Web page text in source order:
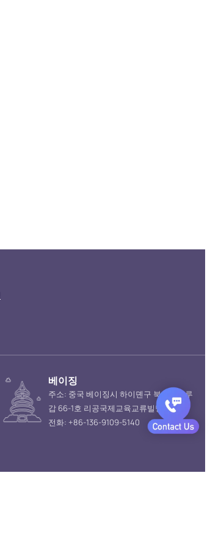
베이징
주소: 중국 베이징시 하이뎬구 북삼환시루
갑 66-1호 리공국제교육교류빌딩 10층
전화: +86-136-9109-5140